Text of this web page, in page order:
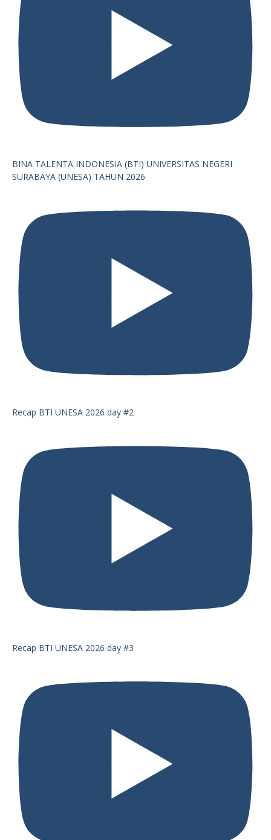
BINA TALENTA INDONESIA (BTI) UNIVERSITAS NEGERI
SURABAYA (UNESA) TAHUN 2026
Recap BTI UNESA 2026 day #2
Recap BTI UNESA 2026 day #3